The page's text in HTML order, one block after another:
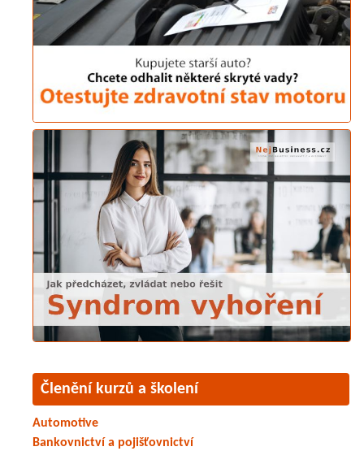
Členění kurzů a školení
Automotive
Bankovnictví a pojišťovnictví